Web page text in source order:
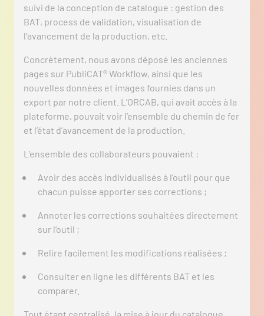
suivi de la conception de catalogue : gestion des
BAT, process de validation, visualisation de
l’avancement de la production, etc.
Concrètement, nous avons déposé les anciennes
pages sur PubliCAT® Workflow, ainsi que les
nouvelles données et images fournies dans un
export par notre client. L’ORCAB, qui avait accès à la
plateforme, pouvait voir l’ensemble du chemin de fer
et l’état d’avancement de la production.
L’ensemble des collaborateurs pouvaient :
Avoir des accès individualisés à l’outil pour que
chacun puisse apporter ses corrections ;
Annoter les corrections souhaitées directement
sur l’outil ;
Relire facilement les modifications réalisées ;
Consulter en ligne les différents BAT et les
comparer.